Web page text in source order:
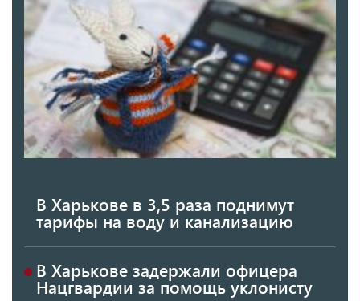
В Харькове в 3,5 раза поднимут
тарифы на воду и канализацию
В Харькове задержали офицера
Нацгвардии за помощь уклонисту